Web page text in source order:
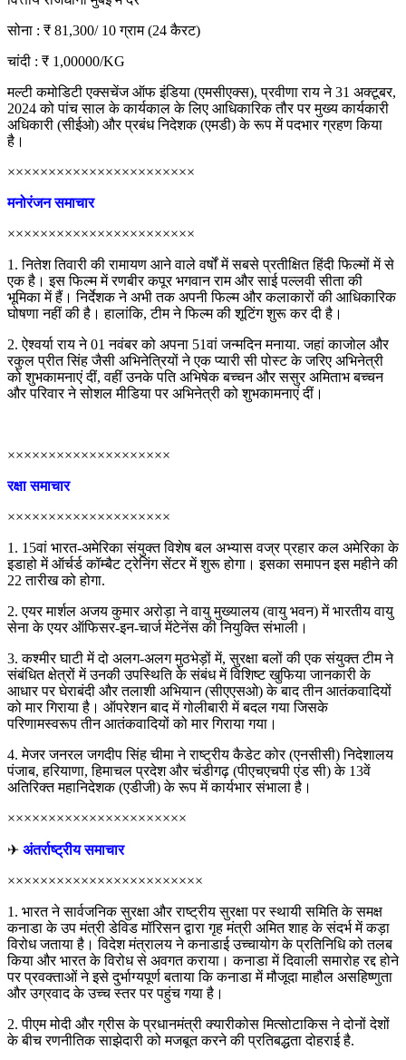
सोना : ₹ 81,300/ 10 ग्राम (24 कैरट)
चांदी : ₹ 1,00000/KG
मल्टी कमोडिटी एक्सचेंज ऑफ इंडिया (एमसीएक्स), प्रवीणा राय ने 31 अक्टूबर,
2024 को पांच साल के कार्यकाल के लिए आधिकारिक तौर पर मुख्य कार्यकारी
अधिकारी (सीईओ) और प्रबंध निदेशक (एमडी) के रूप में पदभार ग्रहण किया
है।
×××××××××××××××××××××××
मनोरंजन समाचार
×××××××××××××××××××××××
1. नितेश तिवारी की रामायण आने वाले वर्षों में सबसे प्रतीक्षित हिंदी फिल्मों में से
एक है। इस फिल्म में रणबीर कपूर भगवान राम और साई पल्लवी सीता की
भूमिका में हैं। निर्देशक ने अभी तक अपनी फिल्म और कलाकारों की आधिकारिक
घोषणा नहीं की है। हालांकि, टीम ने फिल्म की शूटिंग शुरू कर दी है।
2. ऐश्वर्या राय ने 01 नवंबर को अपना 51वां जन्मदिन मनाया. जहां काजोल और
रकुल प्रीत सिंह जैसी अभिनेत्रियों ने एक प्यारी सी पोस्ट के जरिए अभिनेत्री
को शुभकामनाएं दीं, वहीं उनके पति अभिषेक बच्चन और ससुर अमिताभ बच्चन
और परिवार ने सोशल मीडिया पर अभिनेत्री को शुभकामनाएं दीं।
××××××××××××××××××××
रक्षा समाचार
××××××××××××××××××××
1. 15वां भारत-अमेरिका संयुक्त विशेष बल अभ्यास वज्र प्रहार कल अमेरिका के
इडाहो में ऑर्चर्ड कॉम्बैट ट्रेनिंग सेंटर में शुरू होगा। इसका समापन इस महीने की
22 तारीख को होगा.
2. एयर मार्शल अजय कुमार अरोड़ा ने वायु मुख्यालय (वायु भवन) में भारतीय वायु
सेना के एयर ऑफिसर-इन-चार्ज मेंटेनेंस की नियुक्ति संभाली।
3. कश्मीर घाटी में दो अलग-अलग मुठभेड़ों में, सुरक्षा बलों की एक संयुक्त टीम ने
संबंधित क्षेत्रों में उनकी उपस्थिति के संबंध में विशिष्ट खुफिया जानकारी के
आधार पर घेराबंदी और तलाशी अभियान (सीएएसओ) के बाद तीन आतंकवादियों
को मार गिराया है। ऑपरेशन बाद में गोलीबारी में बदल गया जिसके
परिणामस्वरूप तीन आतंकवादियों को मार गिराया गया।
4. मेजर जनरल जगदीप सिंह चीमा ने राष्ट्रीय कैडेट कोर (एनसीसी) निदेशालय
पंजाब, हरियाणा, हिमाचल प्रदेश और चंडीगढ़ (पीएचएचपी एंड सी) के 13वें
अतिरिक्त महानिदेशक (एडीजी) के रूप में कार्यभार संभाला है।
××××××××××××××××××××××
✈ अंतर्राष्ट्रीय समाचार
××××××××××××××××××××××××
1. भारत ने सार्वजनिक सुरक्षा और राष्ट्रीय सुरक्षा पर स्थायी समिति के समक्ष
कनाडा के उप मंत्री डेविड मॉरिसन द्वारा गृह मंत्री अमित शाह के संदर्भ में कड़ा
विरोध जताया है। विदेश मंत्रालय ने कनाडाई उच्चायोग के प्रतिनिधि को तलब
किया और भारत के विरोध से अवगत कराया। कनाडा में दिवाली समारोह रद्द होने
पर प्रवक्ताओं ने इसे दुर्भाग्यपूर्ण बताया कि कनाडा में मौजूदा माहौल असहिष्णुता
और उग्रवाद के उच्च स्तर पर पहुंच गया है।
2. पीएम मोदी और ग्रीस के प्रधानमंत्री क्यारीकोस मित्सोटाकिस ने दोनों देशों
के बीच रणनीतिक साझेदारी को मजबूत करने की प्रतिबद्धता दोहराई है.